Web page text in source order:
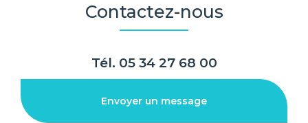
Contactez-nous
Tél. 05 34 27 68 00
Envoyer un message